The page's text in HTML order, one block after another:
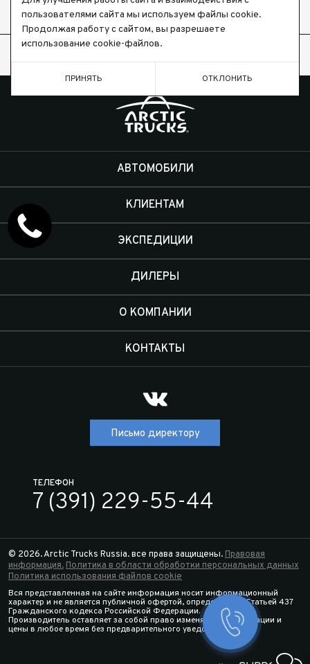
ТЕСТ-ДРАЙВ
АВТОМОБИЛИ
КЛИЕНТАМ
ЭКСПЕДИЦИИ
ДИЛЕРЫ
О КОМПАНИИ
КОНТАКТЫ
Письмо директору
ТЕЛЕФОН
7 (391) 229-55-44
© 2026. Arctic Trucks Russia. все права защищены. Правовая
информация. Политика в области обработки персональных данных
Политика использования файлов cookie
Вся представленная на сайте информация носит информационный
характер и не является публичной офертой, определяемой Статьей 437
Гражданского кодекса Российской Федерации.
Производитель оставляет за собой право изменять спецификации и
цены в любое время без предварительного уведомления.
Заказать
пользователями сайта мы используем файлы cookie.
Продолжая работу с сайтом, вы разрешаете
использование cookie-файлов.
ПРИНЯТЬ ОТКЛОНИТЬ